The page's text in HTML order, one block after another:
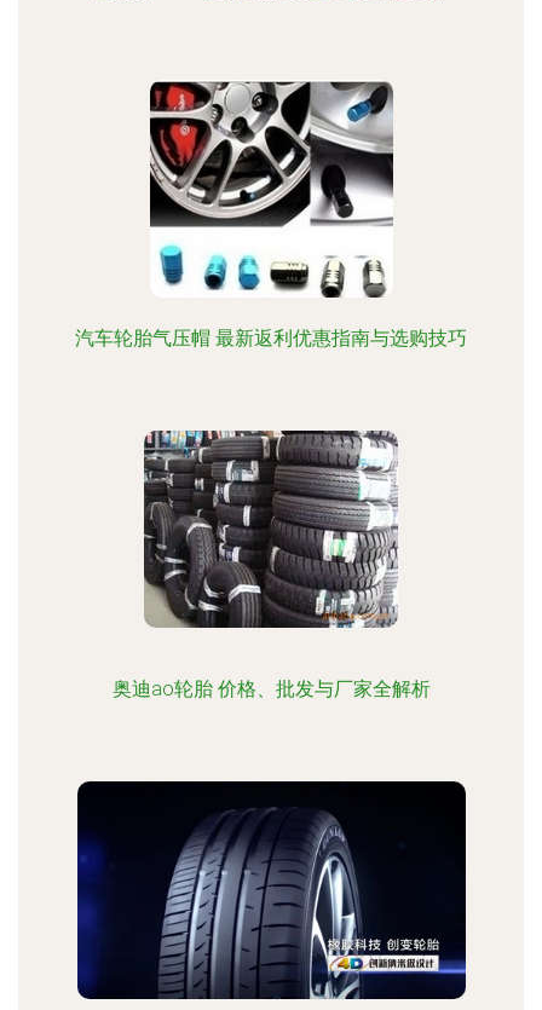
汽车轮胎气压帽 最新返利优惠指南与选购技巧
奥迪ao轮胎 价格、批发与厂家全解析